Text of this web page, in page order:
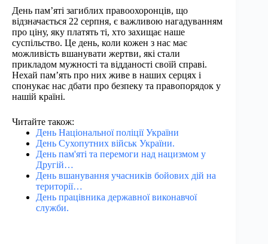
День пам’яті загиблих правоохоронців, що
відзначається 22 серпня, є важливою нагадуванням
про ціну, яку платять ті, хто захищає наше
суспільство. Це день, коли кожен з нас має
можливість вшанувати жертви, які стали
прикладом мужності та відданості своїй справі.
Нехай пам’ять про них живе в наших серцях і
спонукає нас дбати про безпеку та правопорядок у
нашій країні.
Читайте також:
День Національної поліції України
День Сухопутних військ України.
День пам'яті та перемоги над нацизмом у
Другій…
День вшанування учасників бойових дій на
території…
День працівника державної виконавчої
служби.